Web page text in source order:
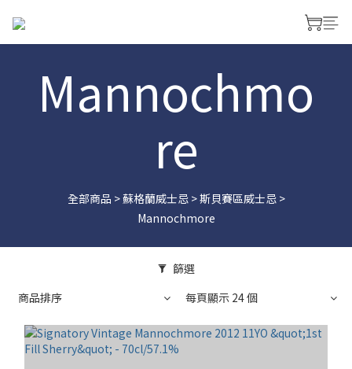
Mannochmo
re
全部商品 >蘇格蘭威士忌>斯貝賽區威士忌>
Mannochmore
篩選
商品排序
每頁顯示 24 個